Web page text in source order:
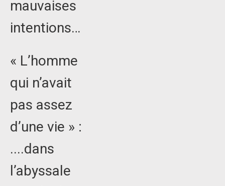
mauvaises
intentions…
« L’homme
qui n’avait
pas assez
d’une vie » :
....dans
l’abyssale